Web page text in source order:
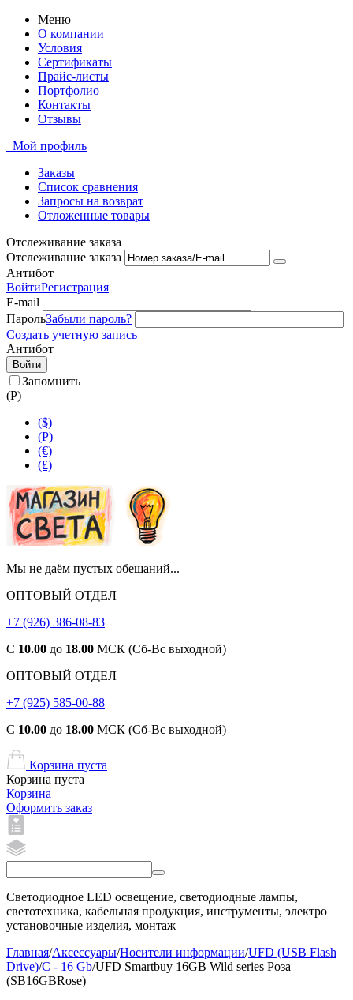
Меню
О компании
Условия
Сертификаты
Прайс-листы
Портфолио
Контакты
Отзывы
Мой профиль
Заказы
Список сравнения
Запросы на возврат
Отложенные товары
Отслеживание заказа
Отслеживание заказа
Антибот
ВойтиРегистрация
E-mail
ПарольЗабыли пароль?
Создать учетную запись
Антибот
Войти
Запомнить
(Р)
($)
(Р)
(€)
(£)
Мы не даём пустых обещаний...
ОПТОВЫЙ ОТДЕЛ
+7 (926) 386-08-83
С 10.00 до 18.00 МСК (Сб-Вс выходной)
ОПТОВЫЙ ОТДЕЛ
+7 (925) 585-00-88
С 10.00 до 18.00 МСК (Сб-Вс выходной)
Корзина пуста
Корзина пуста
Корзина
Оформить заказ
Светодиодное LED освещение, светодиодные лампы,
светотехника, кабельная продукция, инструменты, электро
установочные изделия, монтаж
Главная/Аксессуары/Носители информации/UFD (USB Flash
Drive)/C - 16 Gb/UFD Smartbuy 16GB Wild series Роза
(SB16GBRose)